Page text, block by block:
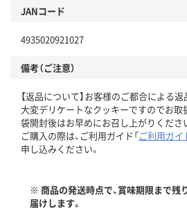
JANコード
4935020921027
備考（ご注意）
【返品について】お客様のご都合による
大変デリケートなクッキーですのでお取
袋開封後はお早めにお召し上がりくださ
ご購入の際は、ご利用ガイド「ご利用ガイ
申し込みください。
※ 商品の発送時点で、賞味期限まで残
届けします。